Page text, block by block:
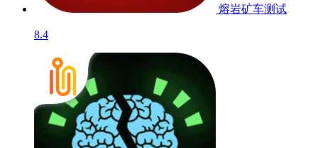
熔岩矿车测试
8.4